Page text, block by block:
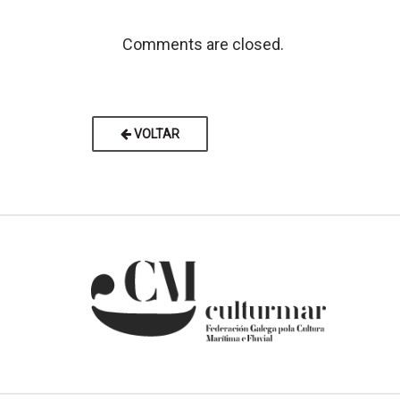
Comments are closed.
VOLTAR